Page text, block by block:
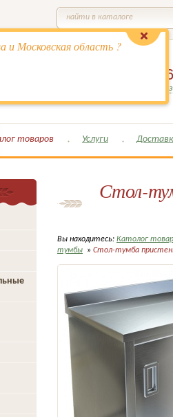
и Московская область ?
найти в каталоге
649-
Заказать обратный
товаров Услуги
Стол-
Вы находитесь: Католог
тумбы » Стол-тумба